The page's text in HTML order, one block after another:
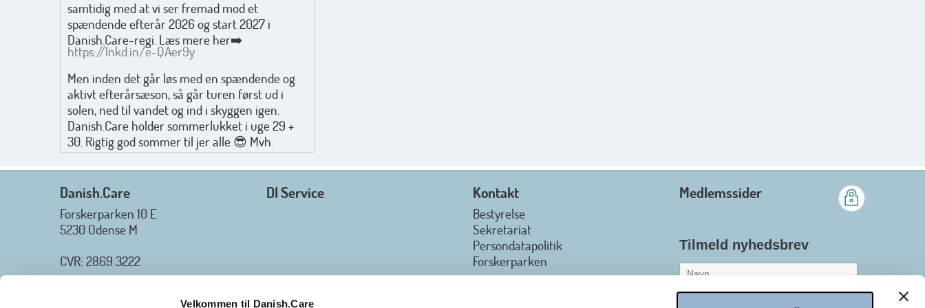
Velkommen til Danish.Care
samtidig med at vi ser fremad mod et
spændende efterår 2026 og start 2027 i
Danish.Care-regi. Læs mere her➡️
https://lnkd.in/e-QAer9y
Men inden det går løs med en spændende og
aktivt efterårsæson, så går turen først ud i
solen, ned til vandet og ind i skyggen igen.
Danish.Care holder sommerlukket i uge 29 +
30. Rigtig god sommer til jer alle 😎 Mvh.
Anders, Helle og Malthe
Danish.Care
Forskerparken 10 E
5230 Odense M
CVR: 2869 3222
_________________
DI Service Kontakt
Bestyrelse
Sekretariat
Persondatapolitik
Forskerparken
Medlemssider
Tilmeld nyhedsbrev